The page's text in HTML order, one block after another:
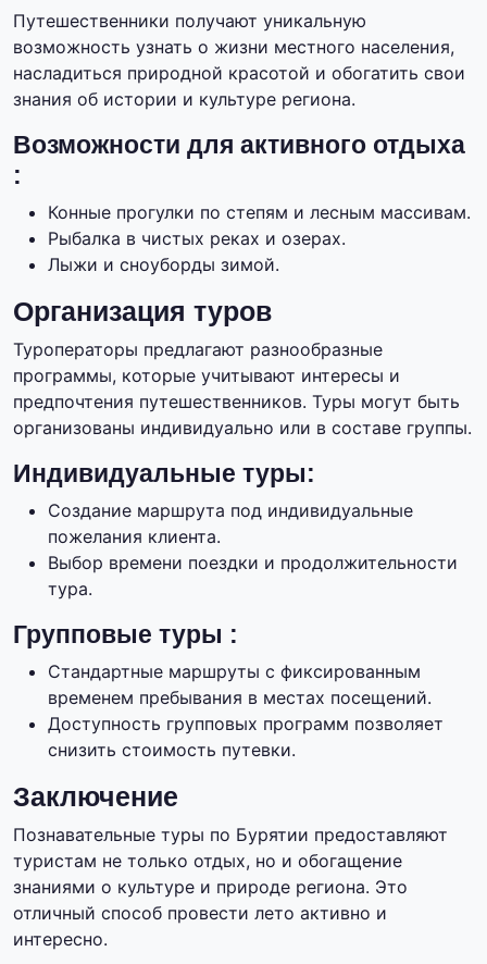
Путешественники получают уникальную
возможность узнать о жизни местного населения,
насладиться природной красотой и обогатить свои
знания об истории и культуре региона.
Возможности для активного отдыха
:
Конные прогулки по степям и лесным массивам.
Рыбалка в чистых реках и озерах.
Лыжи и сноуборды зимой.
Организация туров
Туроператоры предлагают разнообразные
программы, которые учитывают интересы и
предпочтения путешественников. Туры могут быть
организованы индивидуально или в составе группы.
Индивидуальные туры:
Создание маршрута под индивидуальные
пожелания клиента.
Выбор времени поездки и продолжительности
тура.
Групповые туры :
Стандартные маршруты с фиксированным
временем пребывания в местах посещений.
Доступность групповых программ позволяет
снизить стоимость путевки.
Заключение
Познавательные туры по Бурятии предоставляют
туристам не только отдых, но и обогащение
знаниями о культуре и природе региона. Это
отличный способ провести лето активно и
интересно.